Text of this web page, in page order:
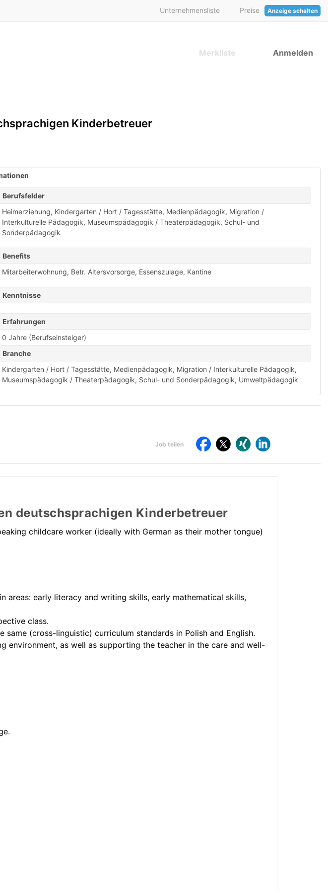
Anzeige schalten
Unternehmensliste Preise
Anmelden
Merkliste
Kinderbetreuer
Berufsfelder
Heimerziehung, Kindergarten / Hort / Tagesstätte, Medienpädagogik, Migration /
Interkulturelle Pädagogik, Museumspädagogik / Theaterpädagogik, Schul- und
Sonderpädagogik
Benefits
Mitarbeiterwohnung, Betr. Altersvorsorge, Essenszulage, Kantine
Kenntnisse
Erfahrungen
0 Jahre (Berufseinsteiger)
Branche
Kindergarten / Hort / Tagesstätte, Medienpädagogik, Migration / Interkulturelle Pädagogik,
Museumspädagogik / Theaterpädagogik, Schul- und Sonderpädagogik, Umweltpädagogik
Job teilen
Facebook
TwitterXing
LinkdIn
Mail
deutschsprachigen Kinderbetreuer
childcare worker (ideally with German as their mother tongue)
areas: early literacy and writing skills, early mathematical skills,
class.
(cross-linguistic) curriculum standards in Polish and English.
as well as supporting the teacher in the care and well-